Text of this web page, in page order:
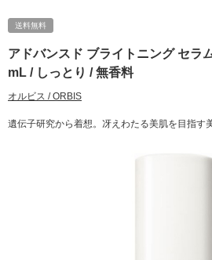
送料無料
アドバンスド ブライトニング セラ
mL / しっとり / 無香料
オルビス / ORBIS
遺伝子研究から着想。冴えわたる美肌を目指す